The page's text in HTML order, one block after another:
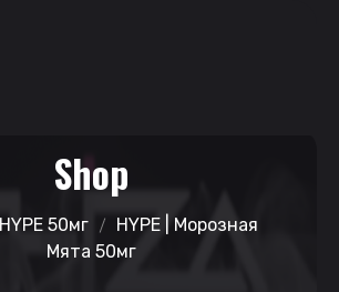
Shop
HYPE 50мг
HYPE | Морозная
Мята 50мг